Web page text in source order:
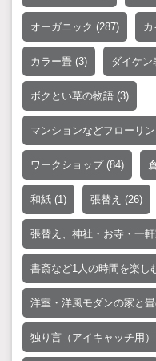
オーガニック (287)
カラー畳 (3) ダイケン
ボクとい草の物語 (3)
マンションなどフローリ
ワークショップ(84)
和紙 (1) 張替え (26)
張替え、神社・お寺・一
書斎など1人の時間を楽し
洋室・洋風モダンの家と
独り言（アイキャッチ用）